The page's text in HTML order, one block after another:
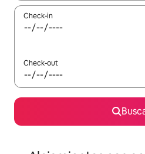
Check-in
Check-out